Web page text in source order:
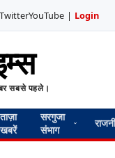
TwitterYouTube | Login
सबसे पहले।
ताज़ा
खबरें
सरगुजा
संभाग